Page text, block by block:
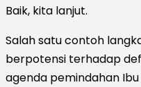
Baik, kita lanjut.
Salah satu contoh
berpotensi terhadap
agenda pemindahan